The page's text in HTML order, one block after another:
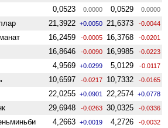
0,0523 0.0000 0,0529 0.0000
21,3922 +0.0050 21,6373 -0.0044
16,2459 -0.0005 16,3768 -0.0201
16,8646 -0.0090 16,9985 -0.0223
4,9569 +0.0299 5,0129 -0.0117
10,6597 -0.0217 10,7332 -0.0165
22,0255 +0.0901 22,2574 +0.0778
29,6948 -0.0263 30,0325 -0.0336
4,2663 +0.0019 4,2726 -0.0032